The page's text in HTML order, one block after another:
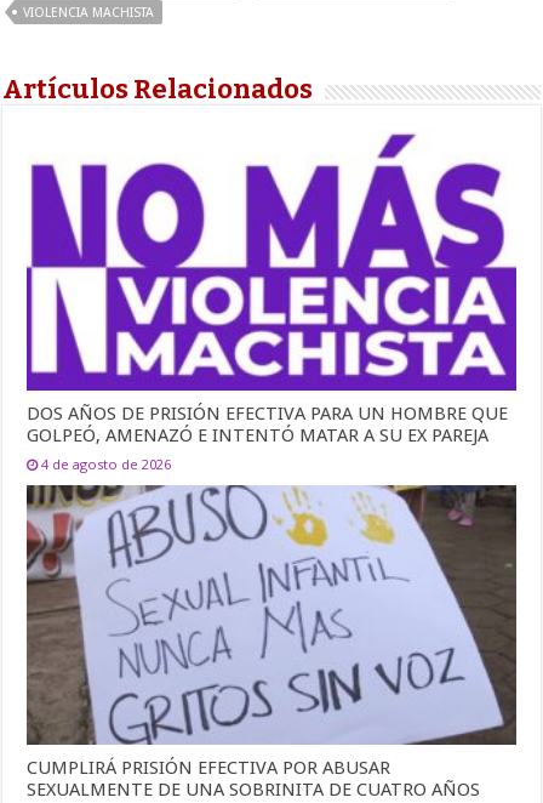
VIOLENCIA MACHISTA
Artículos Relacionados
DOS AÑOS DE PRISIÓN EFECTIVA PARA UN HOMBRE QUE
GOLPEÓ, AMENAZÓ E INTENTÓ MATAR A SU EX PAREJA
4 de agosto de 2026
CUMPLIRÁ PRISIÓN EFECTIVA POR ABUSAR
SEXUALMENTE DE UNA SOBRINITA DE CUATRO AÑOS